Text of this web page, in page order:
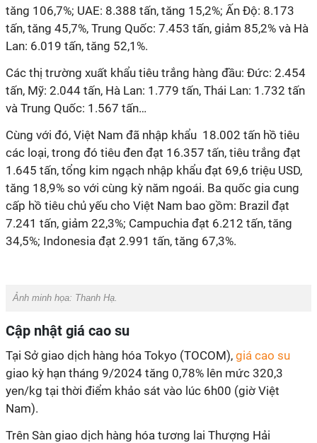
tăng 106,7%; UAE: 8.388 tấn, tăng 15,2%; Ấn Độ: 8.173
tấn, tăng 45,7%, Trung Quốc: 7.453 tấn, giảm 85,2% và Hà
Lan: 6.019 tấn, tăng 52,1%.
Các thị trường xuất khẩu tiêu trắng hàng đầu: Đức: 2.454
tấn, Mỹ: 2.044 tấn, Hà Lan: 1.779 tấn, Thái Lan: 1.732 tấn
và Trung Quốc: 1.567 tấn…
Cùng với đó, Việt Nam đã nhập khẩu 18.002 tấn hồ tiêu
các loại, trong đó tiêu đen đạt 16.357 tấn, tiêu trắng đạt
1.645 tấn, tổng kim ngạch nhập khẩu đạt 69,6 triệu USD,
tăng 18,9% so với cùng kỳ năm ngoái. Ba quốc gia cung
cấp hồ tiêu chủ yếu cho Việt Nam bao gồm: Brazil đạt
7.241 tấn, giảm 22,3%; Campuchia đạt 6.212 tấn, tăng
34,5%; Indonesia đạt 2.991 tấn, tăng 67,3%.
Ảnh minh họa: Thanh Hạ.
Cập nhật giá cao su
Tại Sở giao dịch hàng hóa Tokyo (TOCOM), giá cao su
giao kỳ hạn tháng 9/2024 tăng 0,78% lên mức 320,3
yen/kg tại thời điểm khảo sát vào lúc 6h00 (giờ Việt
Nam).
Trên Sàn giao dịch hàng hóa tương lai Thượng Hải